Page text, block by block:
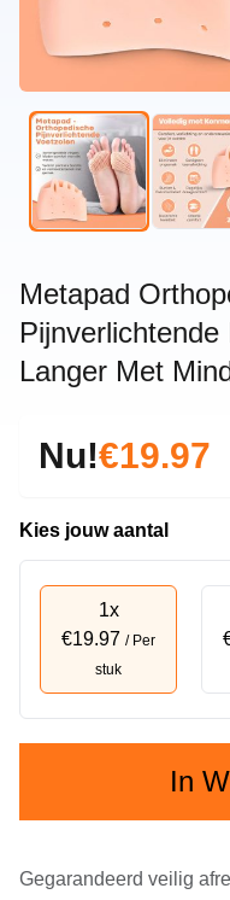
Metapad
Langer Met
Nu!€19.97
Kies jouw aantal
1x
€19.97 / Per
stuk
In
Gegarandeerd veilig